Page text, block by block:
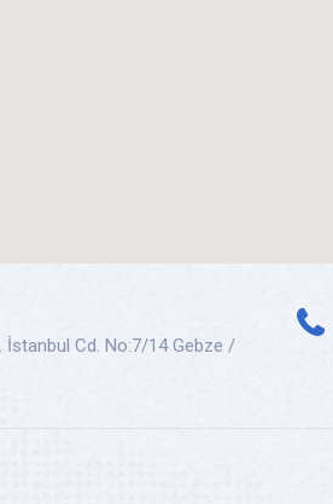
İstanbul Cd. No:7/14 Gebze /